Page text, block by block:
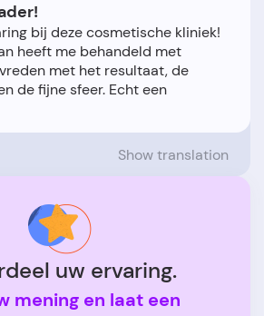
bij deze cosmetische kliniek!
heeft me behandeld met
met het resultaat, de
de fijne sfeer. Echt een
Show translation
uw ervaring.
mening en laat een